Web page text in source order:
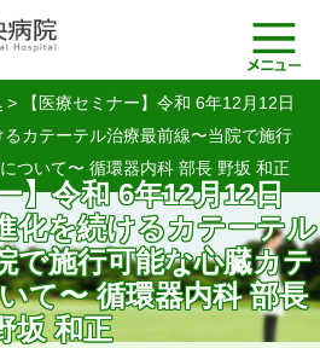
>
【医療セミナー】令和 6年12月12日
カテーテル治療最前線〜当院で施行
ついて〜 循環器内科 部長 野坂 和正
】令和 6年12月12日
化を続けるカテーテル
で施行可能な心臓カテ
て〜 循環器内科 部長
坂 和正